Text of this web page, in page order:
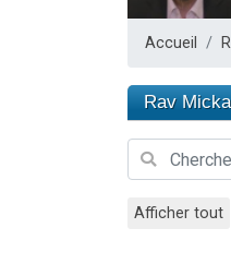
Accueil
Rav
Afficher tout